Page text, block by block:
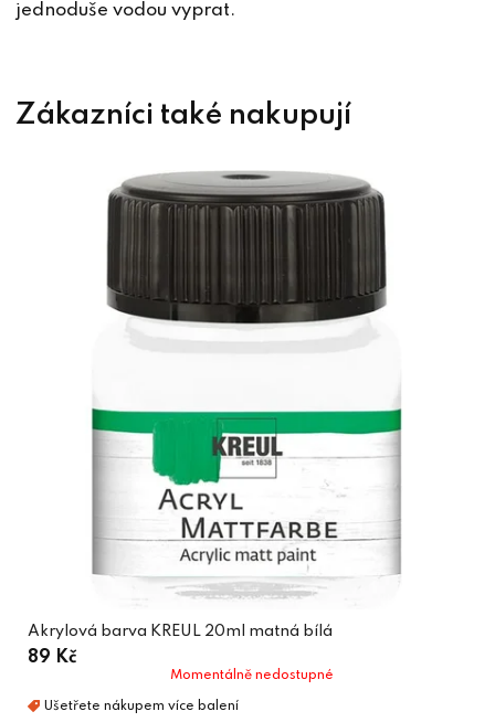
jednoduše vodou vyprat.
Akrylová barva KREUL 20ml matná bílá
89 Kč
Momentálně nedostupné